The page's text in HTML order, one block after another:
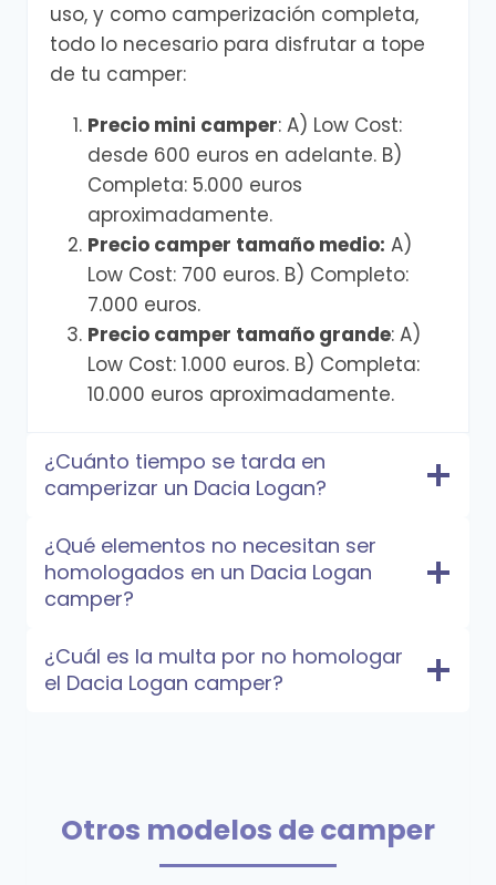
uso, y como camperización completa,
todo lo necesario para disfrutar a tope
de tu camper:
Precio mini camper: A) Low Cost:
desde 600 euros en adelante. B)
Completa: 5.000 euros
aproximadamente.
Precio camper tamaño medio: A)
Low Cost: 700 euros. B) Completo:
7.000 euros.
Precio camper tamaño grande: A)
Low Cost: 1.000 euros. B) Completa:
10.000 euros aproximadamente.
¿Cuánto tiempo se tarda en
camperizar un Dacia Logan?
¿Qué elementos no necesitan ser
homologados en un Dacia Logan
camper?
¿Cuál es la multa por no homologar
el Dacia Logan camper?
Otros modelos de camper